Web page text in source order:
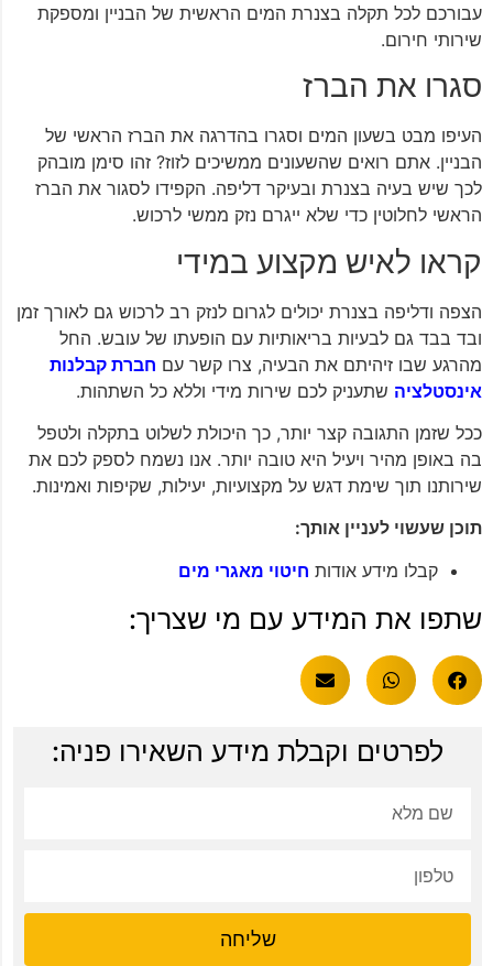
עבורכם לכל תקלה בצנרת המים הראשית של הבניין ומספקת
שירותי חירום.
סגרו את הברז
העיפו מבט בשעון המים וסגרו בהדרגה את הברז הראשי של
הבניין. אתם רואים שהשעונים ממשיכים לזוז? זהו סימן מובהק
לכך שיש בעיה בצנרת ובעיקר דליפה. הקפידו לסגור את הברז
הראשי לחלוטין כדי שלא ייגרם נזק ממשי לרכוש.
קראו לאיש מקצוע במידי
הצפה ודליפה בצנרת יכולים לגרום לנזק רב לרכוש גם לאורך זמן
ובד בבד גם לבעיות בריאותיות עם הופעתו של עובש. החל
מהרגע שבו זיהיתם את הבעיה, צרו קשר עם חברת קבלנות
אינסטלציה שתעניק לכם שירות מידי וללא כל השתהות.
ככל שזמן התגובה קצר יותר, כך היכולת לשלוט בתקלה ולטפל
בה באופן מהיר ויעיל היא טובה יותר. אנו נשמח לספק לכם את
שירותנו תוך שימת דגש על מקצועיות, יעילות, שקיפות ואמינות.
תוכן שעשוי לעניין אותך:
קבלו מידע אודות חיטוי מאגרי מים
שתפו את המידע עם מי שצריך:
לפרטים וקבלת מידע השאירו פניה:
שליחה